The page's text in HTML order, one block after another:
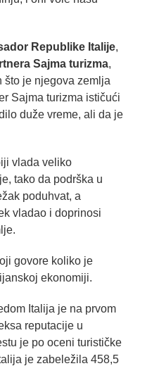
Republike Italije,
Sajma turizma,
što je njegova zemlja
Sajma turizma ističući
duže vreme, ali da je
vlada veliko
tako da podrška u
poduhvat, a
vladao i doprinosi
govore koliko je
ekonomiji.
Italija je na prvom
reputacije u
je po oceni turističke
je zabeležila 458,5